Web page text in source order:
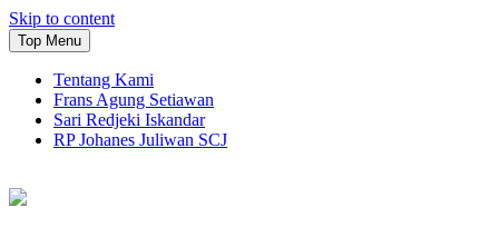
Skip to content
Top Menu
Tentang Kami
Frans Agung Setiawan
Sari Redjeki Iskandar
RP Johanes Juliwan SCJ